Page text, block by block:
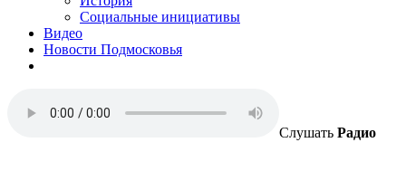
Социальные инициативы
Видео
Новости Подмосковья
Слушать Радио